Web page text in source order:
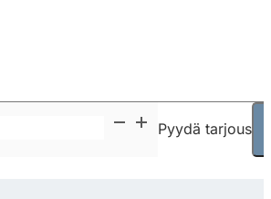
Pyydä tarjous